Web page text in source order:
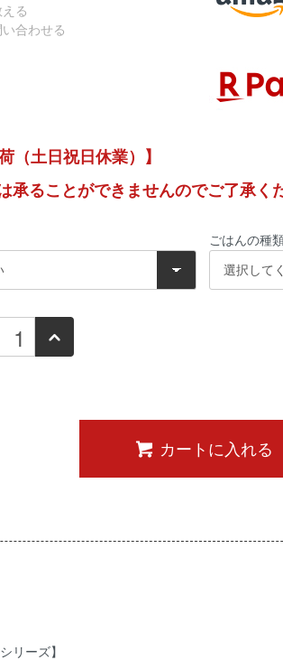
る
合わせる
（土日祝日休業）】
承ることができませんのでご了承く
ごはんの種
カートに入れる
リーズ】